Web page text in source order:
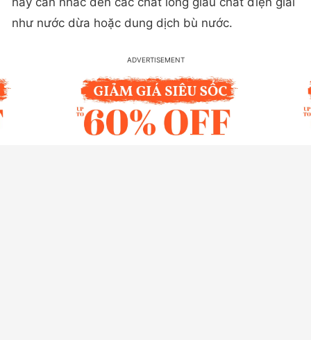
như nước dừa hoặc dung dịch bù nước.